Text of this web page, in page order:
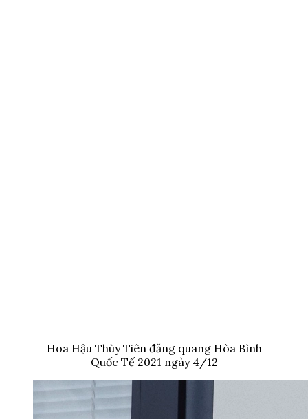
Hoa Hậu Thùy Tiên đăng quang Hòa Bình
Quốc Tế 2021 ngày 4/12